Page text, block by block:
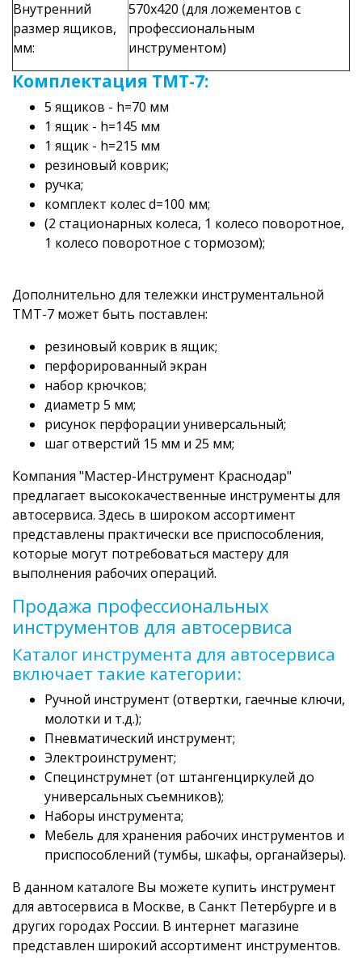
Внутренний
размер ящиков,
мм:
570х420 (для ложементов с
профессиональным
инструментом)
Комплектация ТМТ-7:
5 ящиков - h=70 мм
1 ящик - h=145 мм
1 ящик - h=215 мм
резиновый коврик;
ручка;
комплект колес d=100 мм;
(2 стационарных колеса, 1 колесо поворотное,
1 колесо поворотное с тормозом);
Дополнительно для тележки инструментальной
ТМТ-7 может быть поставлен:
резиновый коврик в ящик;
перфорированный экран
набор крючков;
диаметр 5 мм;
рисунок перфорации универсальный;
шаг отверстий 15 мм и 25 мм;
Компания "Мастер-Инструмент Краснодар"
предлагает высококачественные инструменты для
автосервиса. Здесь в широком ассортимент
представлены практически все приспособления,
которые могут потребоваться мастеру для
выполнения рабочих операций.
Продажа профессиональных
инструментов для автосервиса
Каталог инструмента для автосервиса
включает такие категории:
Ручной инструмент (отвертки, гаечные ключи,
молотки и т.д.);
Пневматический инструмент;
Электроинструмент;
Специнструмнет (от штангенциркулей до
универсальных съемников);
Наборы инструмента;
Мебель для хранения рабочих инструментов и
приспособлений (тумбы, шкафы, органайзеры).
В данном каталоге Вы можете купить инструмент
для автосервиса в Москве, в Санкт Петербурге и в
других городах России. В интернет магазине
представлен широкий ассортимент инструментов.